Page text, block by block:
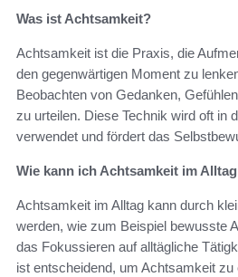
Was ist Achtsamkeit?
Achtsamkeit ist die Praxis, die
den gegenwärtigen Moment zu
Beobachten von Gedanken,
zu urteilen. Diese Technik wird oft in
verwendet und fördert das
Wie kann ich Achtsamkeit im
Achtsamkeit im Alltag kann durch
werden, wie zum Beispiel bewusste
das Fokussieren auf alltägliche
ist entscheidend, um Achtsamkeit